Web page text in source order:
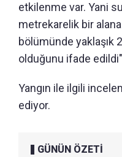
etkilenme var. Yani
metrekarelik bir
bölümünde yaklaşık
olduğunu ifade
Yangın ile ilgili
ediyor.
GÜNÜN ÖZETİ